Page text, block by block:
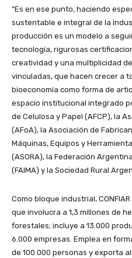
“Es en ese punto, haciendo
sustentable e integral de la
producción es un modelo a
tecnología, rigurosas
creatividad y una multiplicidad
vinculadas, que hacen crecer a
bioeconomía como forma de
espacio institucional integrado
de Celulosa y Papel (AFCP), la
(AFoA), la Asociación de
Máquinas, Equipos y
(ASORA), la Federación
(FAIMA) y la Sociedad Rural
Como bloque industrial,
que involucra a 1,3 millones de
forestales; incluye a 13.000
6.000 empresas. Emplea en
de 100.000 personas y exporta